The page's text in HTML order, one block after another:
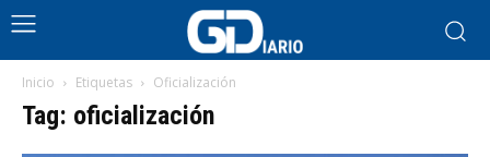
Inicio Etiquetas Oficialización
Tag: oficialización